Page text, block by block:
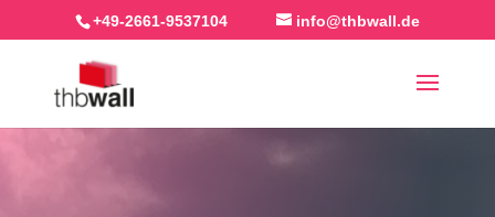
+49-2661-9537104 info@thbwall.de